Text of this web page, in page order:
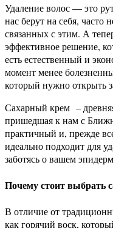
Удаление волос — это
нас берут на себя, часто
связанных с этим. А
эффективное решение,
есть естественный и
момент менее
который нужно открыть
Сахарный крем –
пришедшая к нам с
практичный и, прежде
идеально подходит для
заботясь о вашем
Почему стоит выбрать
В отличие от
как горячий воск,